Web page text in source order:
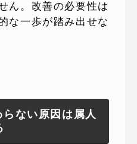
ん。改善の必要性は
な一歩が踏み出せな
ない原因は属人